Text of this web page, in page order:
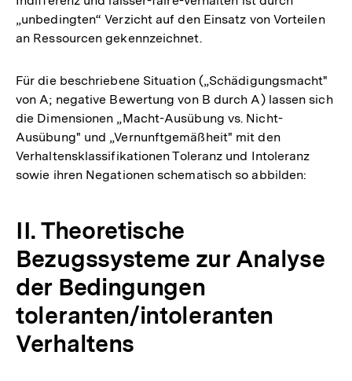
Fußnote
„unbedingten“ Verzicht auf den Einsatz von Vorteilen
an Ressourcen gekennzeichnet.
Für die beschriebene Situation („Schädigungsmacht"
von A; negative Bewertung von B durch A) lassen sich
die Dimensionen „Macht-Ausübung vs. Nicht-
Ausübung" und „Vernunftgemäßheit" mit den
Verhaltensklassifikationen Toleranz und Intoleranz
sowie ihren Negationen schematisch so abbilden:
II. Theoretische
Bezugssysteme zur Analyse
der Bedingungen
toleranten/intoleranten
Verhaltens